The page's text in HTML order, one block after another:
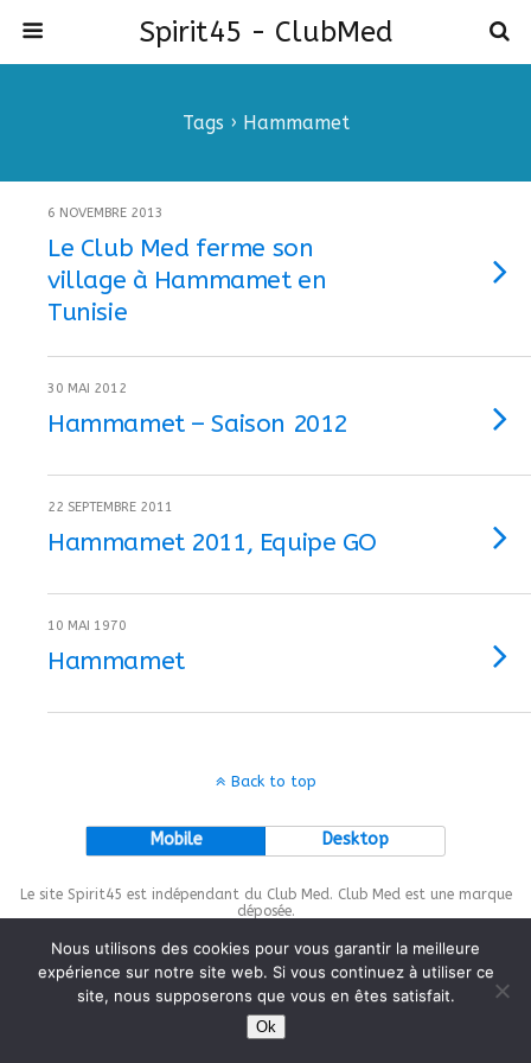
Spirit45 - ClubMed
Tags › Hammamet
6 NOVEMBRE 2013
Le Club Med ferme son
village à Hammamet en
Tunisie
30 MAI 2012
Hammamet – Saison 2012
22 SEPTEMBRE 2011
Hammamet 2011, Equipe GO
10 MAI 1970
Hammamet
Back to top
Mobile Desktop
Le site Spirit45 est indépendant du Club Med. Club Med est une marque
déposée.
This site is protected bywp-copyrightpro.com
Nous utilisons des cookies pour vous garantir la meilleure
expérience sur notre site web. Si vous continuez à utiliser ce
site, nous supposerons que vous en êtes satisfait.
Ok